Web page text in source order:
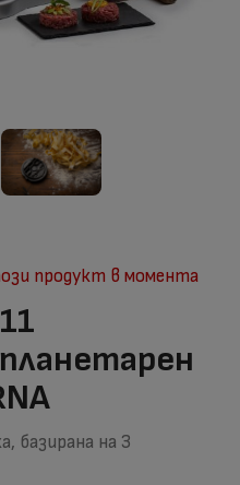
продукт в момента
базирана на 3